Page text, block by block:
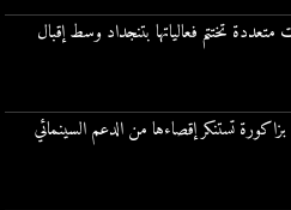
تختتم فعالياتها بتنجداد وسط إقبال
بزاكورة تستنكر إقصاءها من الدعم السينمائي